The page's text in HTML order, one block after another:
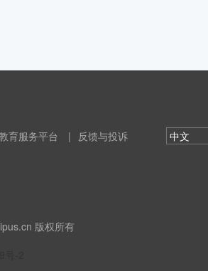
育服务平台 | 反馈与投诉
版权所有